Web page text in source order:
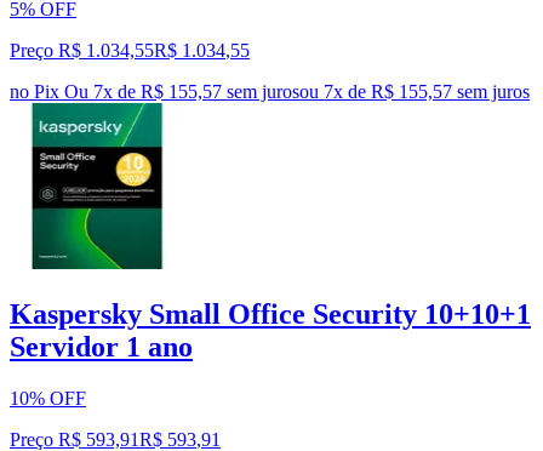
5% OFF
Preço R$ 1.034,55R$ 1.034,55
no Pix Ou 7x de R$ 155,57 sem jurosou 7x de R$ 155,57 sem juros
Kaspersky Small Office Security 10+10+1
Servidor 1 ano
10% OFF
Preço R$ 593,91R$ 593,91